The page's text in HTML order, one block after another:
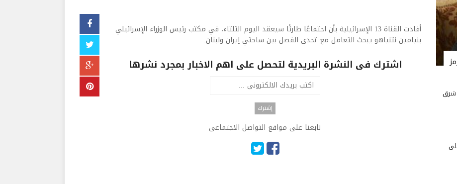
أفادت القناة 13 الإسرائيلية بأن اجتماعًا طارئًا سيعقد اليوم الثلثاء، في مكتب رئيس الوزراء الإسرائيلي
بنيامين نتنياهو يبحث التعامل مع تحدي الفصل بين ساحتي إيران ولبنان.
اشترك فى النشرة البريدية لتحصل على اهم الاخبار بمجرد نشرها
تابعنا على مواقع التواصل الاجتماعى
شرق